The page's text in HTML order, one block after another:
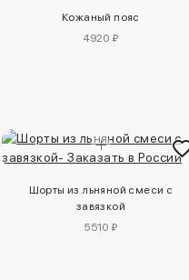
Кожаный пояс
4920 ₽
Шорты из льняной смеси с
завязкой
5510 ₽